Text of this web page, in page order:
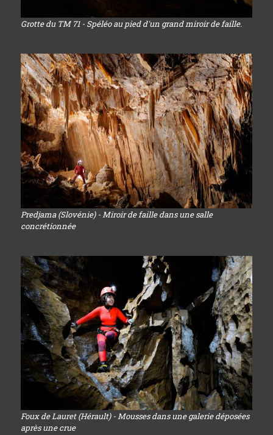
Grotte du TM 71 - Spéléo au pied d'un grand miroir de faille.
Predjama (Slovénie) - Miroir de faille dans une salle
concrétionnée
Foux de Lauret (Hérault) - Mousses dans une galerie déposées
après une crue